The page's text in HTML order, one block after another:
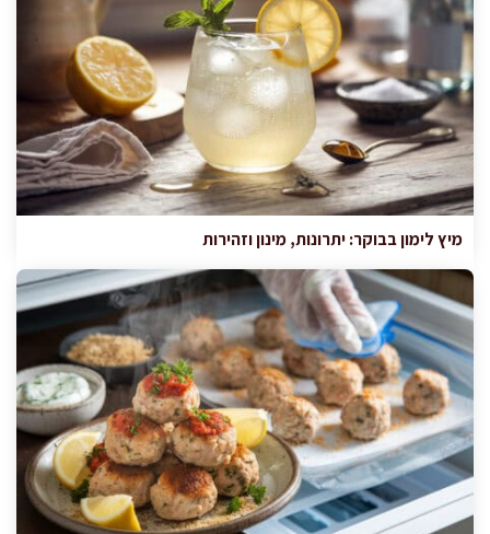
מיץ לימון בבוקר: יתרונות, מינון וזהירות